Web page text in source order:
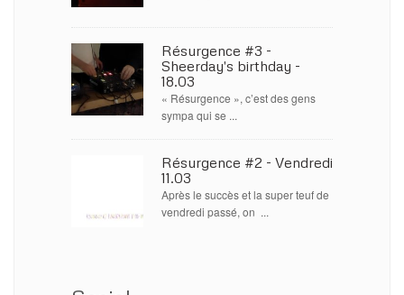
Résurgence #3 -
Sheerday's birthday -
18.03
« Résurgence », c’est des gens
sympa qui se ...
Résurgence #2 - Vendredi
11.03
Après le succès et la super teuf de
vendredi passé, on ...